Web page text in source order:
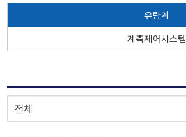
유량계
계측제어시스템